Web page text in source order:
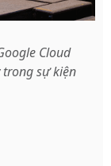
Cloud
sự kiện